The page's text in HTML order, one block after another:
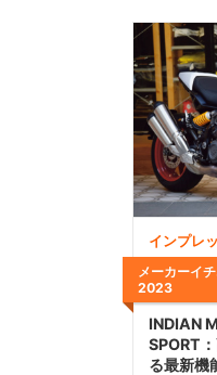
インプレ
メーカーイ
2023
INDIAN
SPORT
る最新機